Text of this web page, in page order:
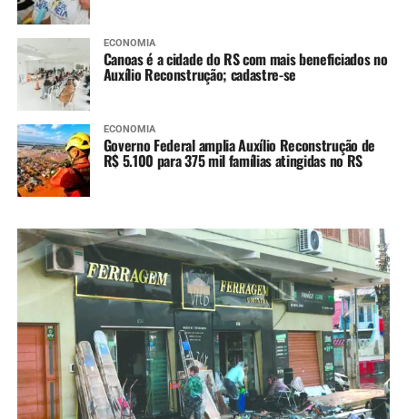
ECONOMIA
Canoas é a cidade do RS com mais beneficiados no
Auxílio Reconstrução; cadastre-se
ECONOMIA
Governo Federal amplia Auxílio Reconstrução de
R$ 5.100 para 375 mil famílias atingidas no RS